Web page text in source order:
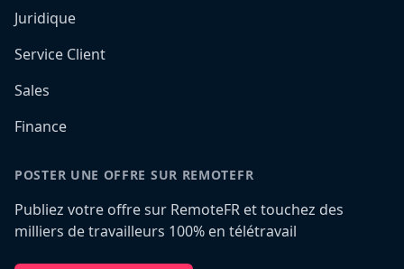
Juridique
Service Client
Sales
Finance
POSTER UNE OFFRE SUR REMOTEFR
Publiez votre offre sur RemoteFR et touchez des
milliers de travailleurs 100% en télétravail